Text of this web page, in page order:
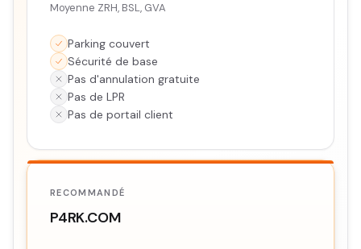
Moyenne ZRH, BSL, GVA
Parking couvert
Sécurité de base
Pas d'annulation gratuite
Pas de LPR
Pas de portail client
RECOMMANDÉ
P4RK.COM